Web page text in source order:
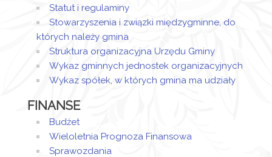
utworzony.
Dodane
załączniki
Decyzja
83.23
18
kwiecień
Statut i regulaminy
Stowarzyszenia i związki międzygminne, do
których należy gmina
Struktura organizacyjna Urzędu Gminy
Wykaz gminnych jednostek organizacyjnych
Wykaz spółek, w których gmina ma udziały
FINANSE
Budżet
Wieloletnia Prognoza Finansowa
Sprawozdania